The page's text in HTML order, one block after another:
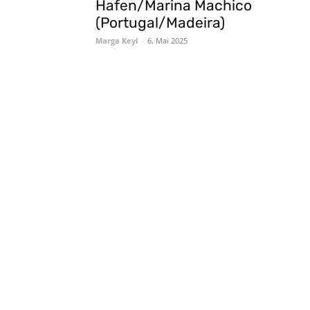
Hafen/Marina Machico
(Portugal/Madeira)
Marga Keyl - 6. Mai 2025